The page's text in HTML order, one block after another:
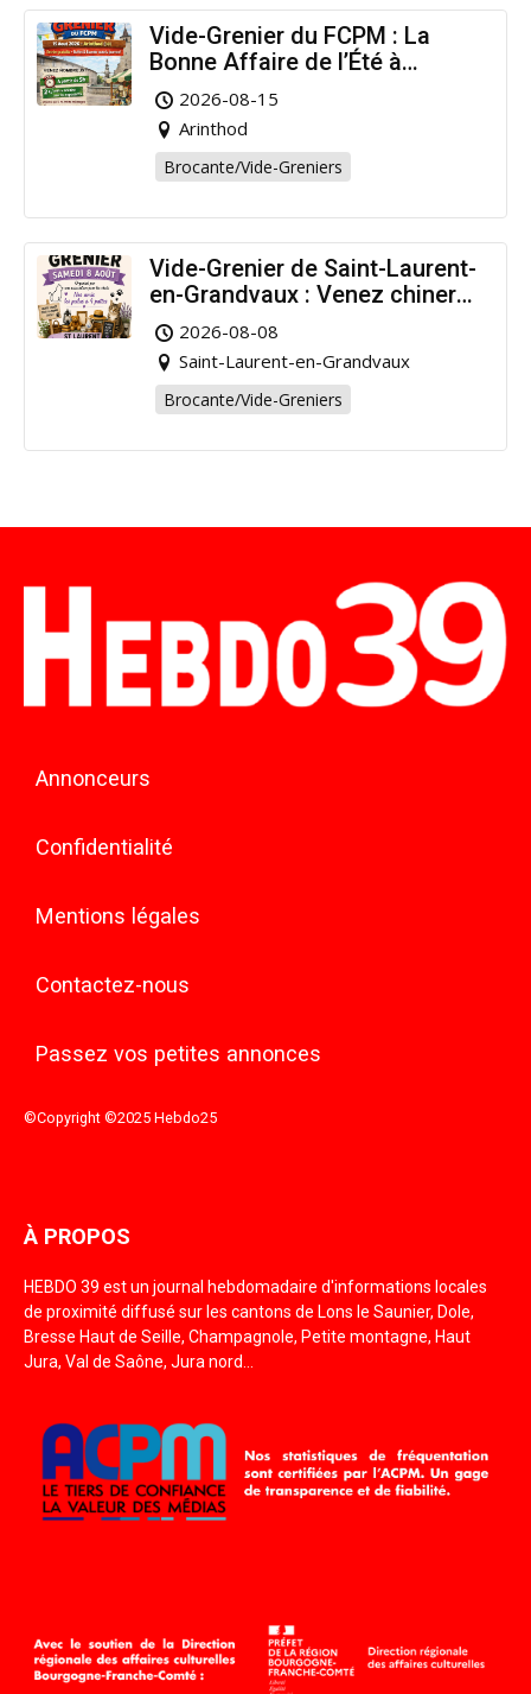
Vide-Grenier du FCPM : La
Bonne Affaire de l’Été à
Arinthod !
2026-08-15
Arinthod
Brocante/Vide-Greniers
Vide-Grenier de Saint-Laurent-
en-Grandvaux : Venez chiner
pour la bonne cause !
2026-08-08
Saint-Laurent-en-Grandvaux
Brocante/Vide-Greniers